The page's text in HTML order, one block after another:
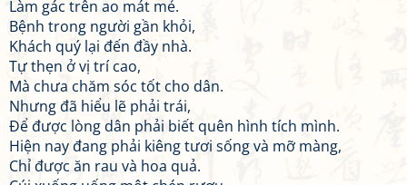
Làm gác trên ao mát mẻ.
Bệnh trong người gần khỏi,
Khách quý lại đến đầy nhà.
Tự thẹn ở vị trí cao,
Mà chưa chăm sóc tốt cho dân.
Nhưng đã hiểu lẽ phải trái,
Để được lòng dân phải biết quên hình tích mình.
Hiện nay đang phải kiêng tươi sống và mỡ màng,
Chỉ được ăn rau và hoa quả.